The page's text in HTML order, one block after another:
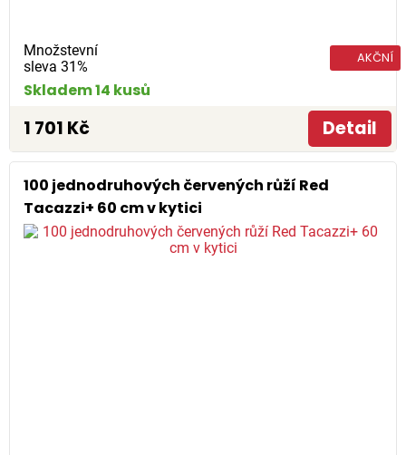
Množstevní
sleva 31%
AKČNÍ
Skladem 14 kusů
1 701 Kč Detail
100 jednodruhových červených růží Red
Tacazzi+ 60 cm v kytici